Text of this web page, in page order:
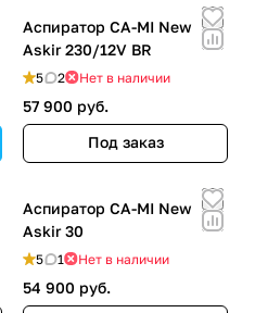
Аспиратор CA-MI New
Askir 230/12V BR
5 2 Нет в наличии
57 900 руб.
Под заказ
Аспиратор CA-MI New
Askir 30
5 1 Нет в наличии
54 900 руб.